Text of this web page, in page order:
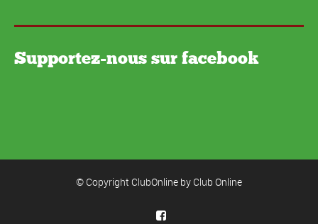
Supportez-nous sur facebook
© Copyright ClubOnline by Club Online